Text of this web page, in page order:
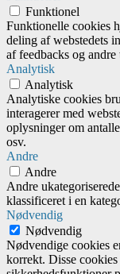
Funktionel
Funktionelle cookies
deling af webstedets
af feedbacks og
Analytisk
Analytisk
Analytiske cookies
interagerer med
oplysninger om
osv.
Andre
Andre
Andre
klassificeret i en
Nødvendig
Nødvendig
Nødvendige cookies
korrekt. Disse